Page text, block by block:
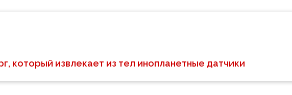
который извлекает из тел инопланетные датчики